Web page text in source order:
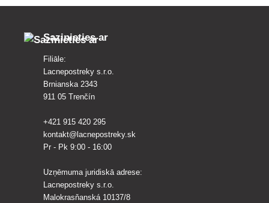
Sazinieties ar
Filiāle:
Lacnepostreky s.r.o.
Brnianska 2343
911 05 Trenčín
+421 915 420 295
kontakt@lacnepostreky.sk
Pr - Pk 9:00 - 16:00
Uzņēmuma juridiskā adrese:
Lacnepostreky s.r.o.
Malokrasňanská 10137/8